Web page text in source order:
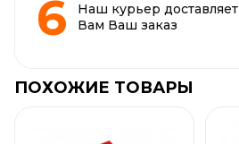
Наш курьер доставляет
Вам Ваш заказ
ПОХОЖИЕ ТОВАРЫ